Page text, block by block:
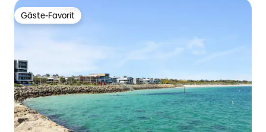
Gäste-Favorit
Gäste-Favorit